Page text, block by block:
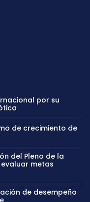
por su
de crecimiento de
del Pleno de la
metas
de desempeño